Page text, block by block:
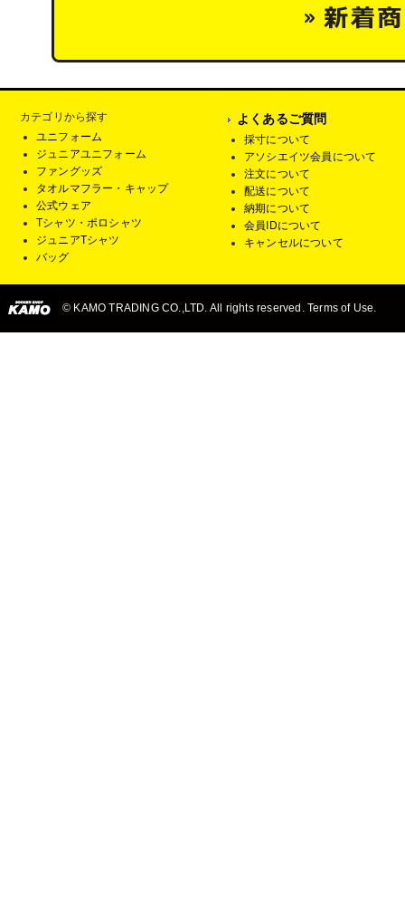
カテゴリから探す
ユニフォーム
ジュニアユニフォーム
ファングッズ
タオルマフラー・キャップ
公式ウェア
Tシャツ・ポロシャツ
ジュニアTシャツ
バッグ
よくあるご質問
採寸について
アソシエイツ会員について
注文について
配送について
納期について
会員IDについて
キャンセルについて
© KAMO TRADING CO.,LTD. All rights reserved. Terms of Use.